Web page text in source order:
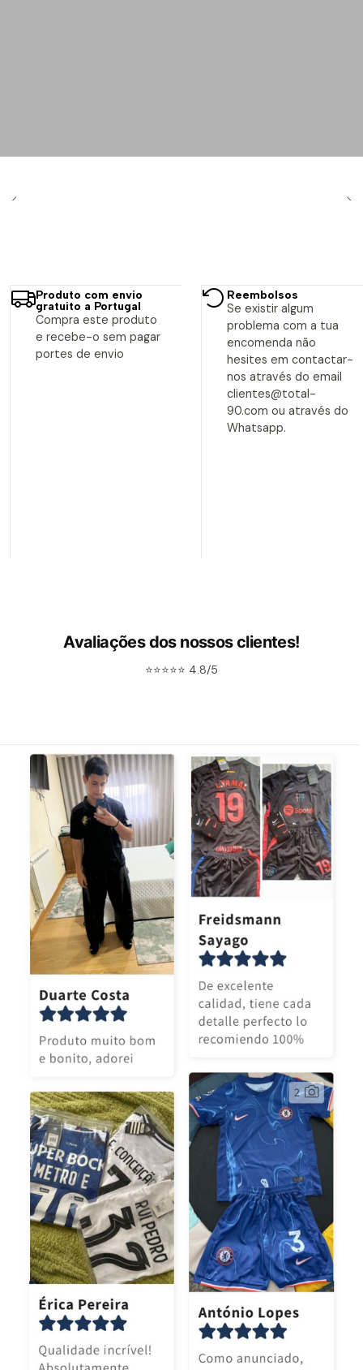
Produto com envio
gratuito a Portugal
Compra este produto
e recebe-o sem pagar
portes de envio
Reembolsos
Se existir algum
problema com a tua
encomenda não
hesites em contactar-
nos através do email
clientes@total-
90.com ou através do
Whatsapp.
Avaliações dos nossos clientes!
⭐⭐⭐⭐⭐ 4.8/5